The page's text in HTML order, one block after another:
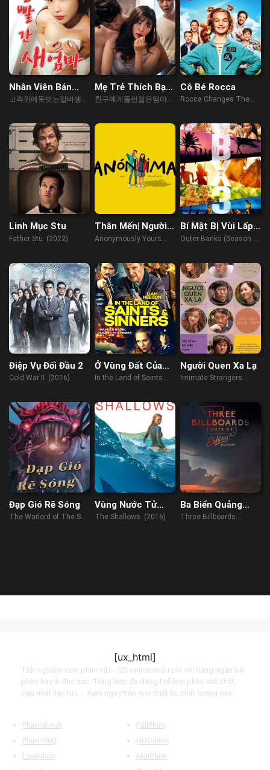
Nhân Viên Bán
Thời Gian Phục Vụ
고객위에옷벗는알바생
Mẹ Trẻ Thích Bạn
Của Con Trai
친구에게뚫린젊은엄마
Cô Bé Rocca
Rocca Changes The
Linh Mục Stu
Father Stu (2022)
Thân Mến| Người
Nặc Danh
Anonymously Yours
Bí Mật Bị Vùi Lấp
(Phần 3)
Outer Banks (Season 3)
Điệp Vụ Đối Đầu 2
Cold War II (2016)
Ở Vùng Đất Của
Các Vị Thần Và
In the Land of Saints
Người Quen Xa Lạ
Intimate Strangers
Đạp Gió Rẽ Sóng
The Warlord of The Sea
Vùng Nước Tử
Thần
The Shallows (2016)
Ba Biển Quảng
Cáo Ngoài Trời ở
Three Billboards